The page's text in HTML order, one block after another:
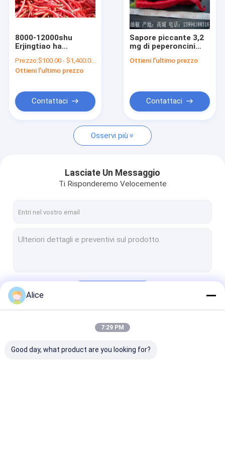
Circa noi
Contatto Stati Uniti
Notizie
Richieda una citazione
Peperoncino rosso secco di Guajillo
Polvere del peperoncino
Semi secchi dei peperoncini rossi
8000-12000shu
Erjingtiao ha
moderato Chili Bean
Paste Use di Chilis
Prezzo:$100.00 - $1,400.00/Metric Tons
Ottieni l'ultimo prezzo
Contattaci
Sapore piccante 3,2
mg di peperoncini
cm Valori nutrizionali
Ottieni l'ultimo prezzo
Contattaci
Osservi più
Lasciate Un Messaggio
Ti Risponderemo Velocemente
Alice
7:29 PM
Good day, what product are you looking for?